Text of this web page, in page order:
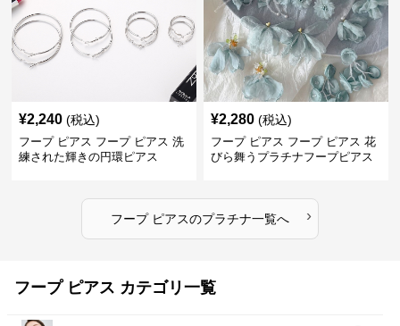
¥2,240 (税込)
フープ ピアス フープ ピアス 洗
練された輝きの円環ピアス
¥2,280 (税込)
フープ ピアス フープ ピアス 花
びら舞うプラチナフープピアス
フープ ピアスのプラチナ一覧へ ›
フープ ピアス カテゴリ一覧